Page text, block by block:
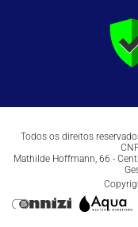
Todos os direitos
Mathilde Hoffmann, 66 -